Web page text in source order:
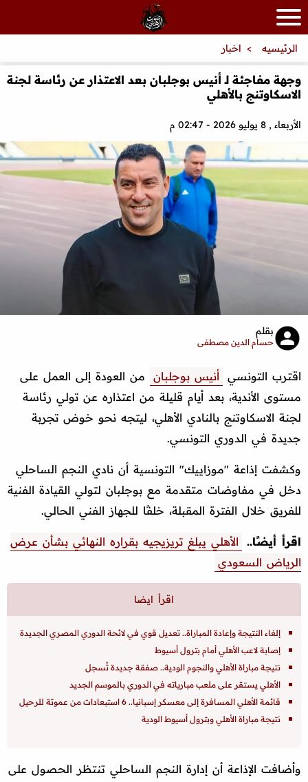
الرئيسيه اخبار
وجهة مفاجئة لـ أنيس بوجلبان بعد الاعتذار عن رئاسة لجنة
الاسكاوتنج بالأهلي
الأربعاء , 8 يوليو 2026 - 02:47 م
بقلم
حسام الدين مصطفى
اقترب التونسي أنيس بوجلبان
من العودة إلى العمل على
مستوى الأندية، بعد أيام قليلة من اعتذاره عن تولي رئاسة
لجنة الاسكاوتنج بالنادي الأهلي، ليتجه نحو خوض تجربة
جديدة في الدوري التونسي.
وكشفت إذاعة "موزاييك" التونسية أن نادي النجم الساحلي
دخل في مفاوضات متقدمة مع بوجلبان لتولي القيادة الفنية
للفريق خلال الفترة المقبلة، خلفًا للجهاز الفني الحالي.
اقرأ أيضًا..
الأهلي يبلغ تريزيجيه بقراره النهائي بشأن عرض
الرياض السعودي
إلغاء النتيجة وإعادة المباراة.. تعديل قوي في لائحة الدوري المصري الجديدة
إصابة لاعب الأهلي أمام بترول أسيوط
نتيجة مباراة الأهلي والنجوم الودية.. صفقة جديدة تُسجل
الأهلي يستقر على ملعب مبارياته في الدوري بالموسم الجديد
قائمة الأهلي المسافرة إلى معسكر إسبانيا.. 6 استبعادات من عموتة للرحيل
نتيجة مباراة الأهلي وبترول أسيوط الودية
وأضافت الإذاعة أن إدارة النجم الساحلي تنتظر الحصول على